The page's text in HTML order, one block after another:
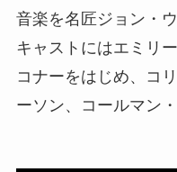
音楽を名匠ジョン・
キャストにはエミリ
コナーをはじめ、コ
ーソン、コールマン